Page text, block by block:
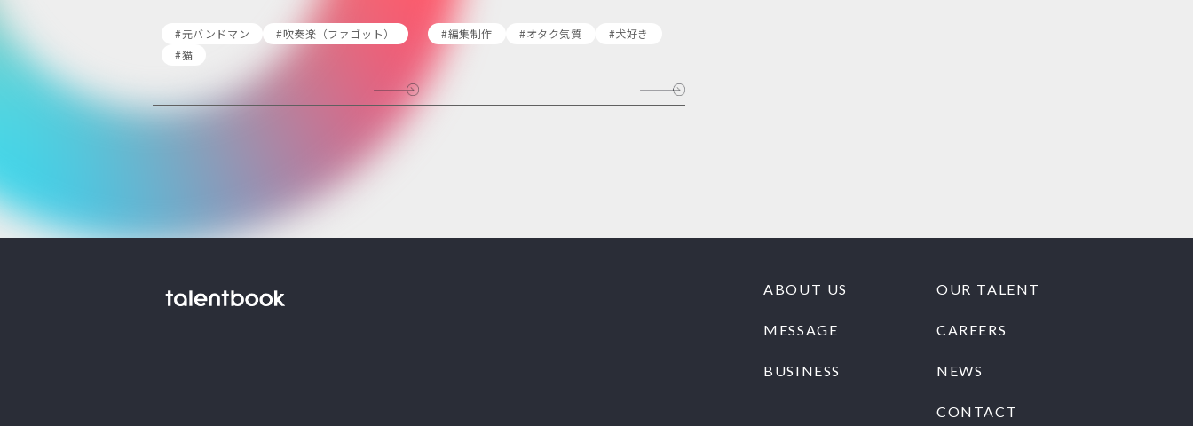
#元バンドマン
#吹奏楽（ファゴット）
#猫
#編集制作 #オタク気質 #犬好き
ABOUT US
MESSAGE
BUSINESS
OUR TALENT
CAREERS
NEWS
CONTACT